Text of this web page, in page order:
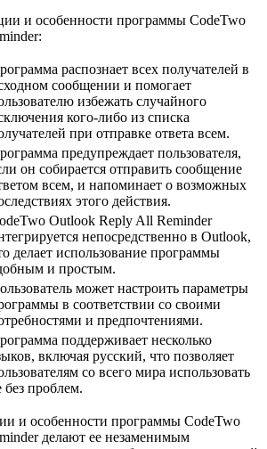
и особенности программы CodeTwo
распознает всех получателей в
сообщении и помогает
избежать случайного
кого-либо из списка
при отправке ответа всем.
предупреждает пользователя,
он собирается отправить сообщение
всем, и напоминает о возможных
этого действия.
Outlook Reply All Reminder
непосредственно в Outlook,
делает использование программы
и простым.
может настроить параметры
в соответствии со своими
и предпочтениями.
поддерживает несколько
включая русский, что позволяет
со всего мира использовать
без проблем.
и особенности программы CodeTwo
делают ее незаменимым